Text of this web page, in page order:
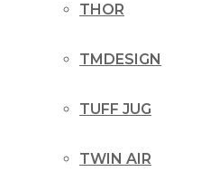
THOR
TMDESIGN
TUFF JUG
TWIN AIR